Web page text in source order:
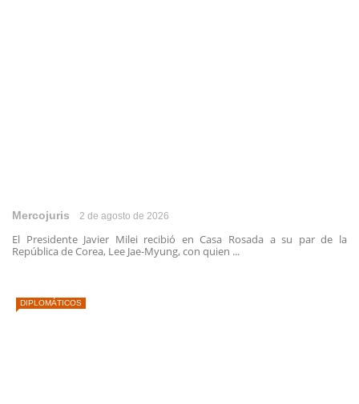
Mercojuris 2 de agosto de 2026
El Presidente Javier Milei recibió en Casa Rosada a su par de la
República de Corea, Lee Jae-Myung, con quien ...
DIPLOMÁTICOS